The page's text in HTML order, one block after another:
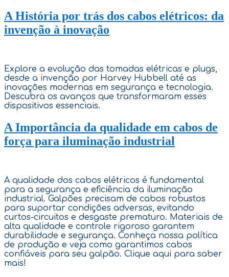
A História por trás dos cabos elétricos: da
invenção à inovação
Explore a evolução das tomadas elétricas e plugs,
desde a invenção por Harvey Hubbell até as
inovações modernas em segurança e tecnologia.
Descubra os avanços que transformaram esses
dispositivos essenciais.
A Importância da qualidade em cabos de
força para iluminação industrial
A qualidade dos cabos elétricos é fundamental
para a segurança e eficiência da iluminação
industrial. Galpões precisam de cabos robustos
para suportar condições adversas, evitando
curtos-circuitos e desgaste prematuro. Materiais de
alta qualidade e controle rigoroso garantem
durabilidade e segurança. Conheça nossa política
de produção e veja como garantimos cabos
confiáveis para seu galpão. Clique aqui para saber
mais!